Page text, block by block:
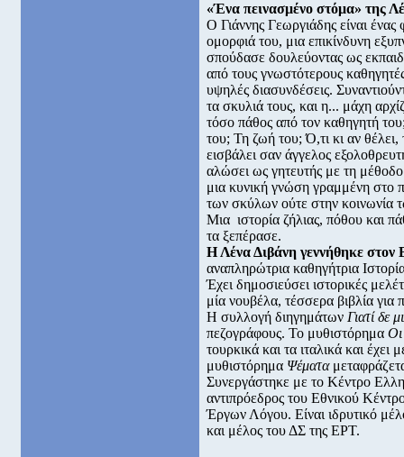
«Ένα πεινασμένο στόμα» της
O Γιάννης Γεωργιάδης είναι
ομορφιά του, μια επικίνδυνη
σπούδασε δουλεύοντας ως
από τους γνωστότερους
υψηλές διασυνδέσεις.
τα σκυλιά τους, και η... μάχη
τόσο πάθος από τον καθηγητή
του; Τη ζωή του; Ό,τι κι αν θέλει,
εισβάλει σαν άγγελος
αλώσει ως γητευτής με τη
μια κυνική γνώση γραμμένη στο
των σκύλων ούτε στην κοινωνία
Μια ιστορία ζήλιας, πόθου και
τα ξεπέρασε.
Η Λένα Διβάνη γεννήθηκε στον
αναπληρώτρια καθηγήτρια
Έχει δημοσιεύσει ιστορικές
μία νουβέλα, τέσσερα βιβλία για
Η συλλογή διηγημάτων Γιατί δε
πεζογράφους. Το μυθιστόρημα Οι
τουρκικά και τα ιταλικά και
μυθιστόρημα Ψέματα
Συνεργάστηκε με το Κέντρο
αντιπρόεδρος του Εθνικού
Έργων Λόγου. Είναι ιδρυτικό
και μέλος του ΔΣ της ΕΡΤ.